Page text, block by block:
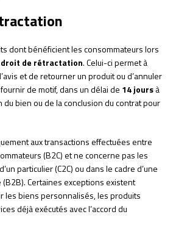
dont bénéficient les consommateurs lors
droit de rétractation. Celui-ci permet à
et de retourner un produit ou d’annuler
de motif, dans un délai de 14 joursà
bien ou de la conclusion du contrat pour
aux transactions effectuées entre
(B2C) et ne concerne pas les
particulier (C2C) ou dans le cadre d’une
Certaines exceptions existent
les biens personnalisés, les produits
déjà exécutés avec l’accord du